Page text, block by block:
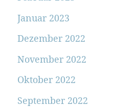
Januar 2023
Dezember 2022
November 2022
Oktober 2022
September 2022